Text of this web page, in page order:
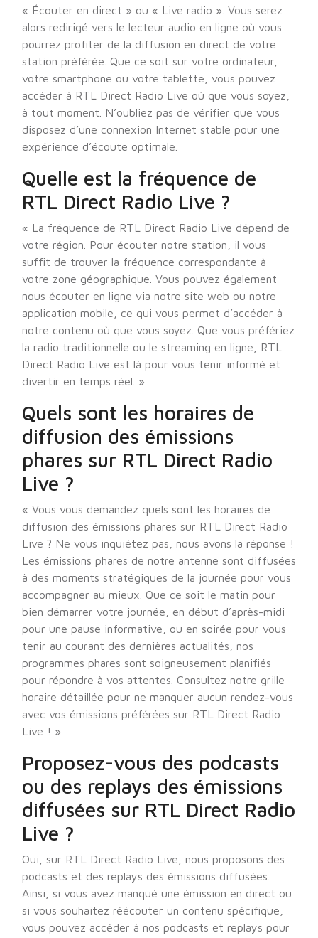
« Écouter en direct » ou « Live radio ». Vous serez
alors redirigé vers le lecteur audio en ligne où vous
pourrez profiter de la diffusion en direct de votre
station préférée. Que ce soit sur votre ordinateur,
votre smartphone ou votre tablette, vous pouvez
accéder à RTL Direct Radio Live où que vous soyez,
à tout moment. N’oubliez pas de vérifier que vous
disposez d’une connexion Internet stable pour une
expérience d’écoute optimale.
Quelle est la fréquence de
RTL Direct Radio Live ?
« La fréquence de RTL Direct Radio Live dépend de
votre région. Pour écouter notre station, il vous
suffit de trouver la fréquence correspondante à
votre zone géographique. Vous pouvez également
nous écouter en ligne via notre site web ou notre
application mobile, ce qui vous permet d’accéder à
notre contenu où que vous soyez. Que vous préfériez
la radio traditionnelle ou le streaming en ligne, RTL
Direct Radio Live est là pour vous tenir informé et
divertir en temps réel. »
Quels sont les horaires de
diffusion des émissions
phares sur RTL Direct Radio
Live ?
« Vous vous demandez quels sont les horaires de
diffusion des émissions phares sur RTL Direct Radio
Live ? Ne vous inquiétez pas, nous avons la réponse !
Les émissions phares de notre antenne sont diffusées
à des moments stratégiques de la journée pour vous
accompagner au mieux. Que ce soit le matin pour
bien démarrer votre journée, en début d’après-midi
pour une pause informative, ou en soirée pour vous
tenir au courant des dernières actualités, nos
programmes phares sont soigneusement planifiés
pour répondre à vos attentes. Consultez notre grille
horaire détaillée pour ne manquer aucun rendez-vous
avec vos émissions préférées sur RTL Direct Radio
Live ! »
Proposez-vous des podcasts
ou des replays des émissions
diffusées sur RTL Direct Radio
Live ?
Oui, sur RTL Direct Radio Live, nous proposons des
podcasts et des replays des émissions diffusées.
Ainsi, si vous avez manqué une émission en direct ou
si vous souhaitez réécouter un contenu spécifique,
vous pouvez accéder à nos podcasts et replays pour